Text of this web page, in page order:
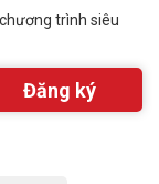
trình siêu